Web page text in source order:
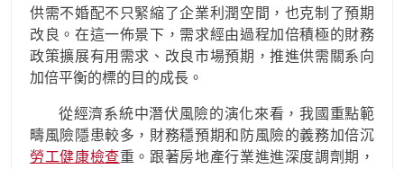
供需不婚配不只緊縮了企業利潤空間，也克制了預期
改良。在這一佈景下，需求經由過程加倍積極的財務
政策擴展有用需求、改良市場預期，推進供需關系向
加倍平衡的標的目的成長。
從經濟系統中潛伏風險的演化來看，我國重點範
疇風險隱患較多，財務穩預期和防風險的義務加倍沉
勞工健康檢查重。跟著房地產行業進進深度調劑期，